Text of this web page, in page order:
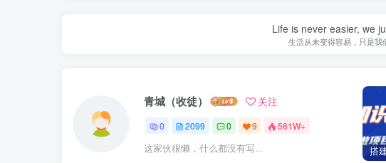
Life is never easier, we
生活从未变得容易，只是我
青城（收徒） 关注
0 2099 0 9 561W+
这家伙很懒，什么都没有写...